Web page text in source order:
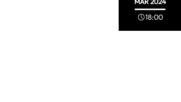
18:00